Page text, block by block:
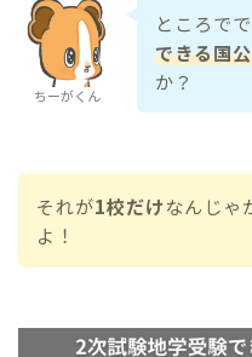
ちーがくん
ところでで
できる国
か？
それが1校だけなんじゃ
よ！